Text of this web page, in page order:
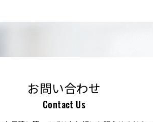
お問い合わせ
Contact Us